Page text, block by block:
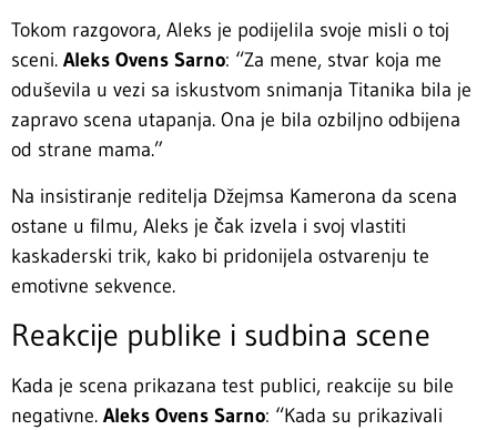
Tokom razgovora, Aleks je podijelila svoje misli o toj
sceni. Aleks Ovens Sarno: “Za mene, stvar koja me
oduševila u vezi sa iskustvom snimanja Titanika bila je
zapravo scena utapanja. Ona je bila ozbiljno odbijena
od strane mama.”
Na insistiranje reditelja Džejmsa Kamerona da scena
ostane u filmu, Aleks je čak izvela i svoj vlastiti
kaskaderski trik, kako bi pridonijela ostvarenju te
emotivne sekvence.
Reakcije publike i sudbina scene
Kada je scena prikazana test publici, reakcije su bile
negativne. Aleks Ovens Sarno: “Kada su prikazivali